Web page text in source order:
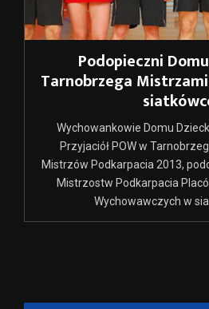
Podopieczni
Tarnobrzega
Wychowankowie Domu
Przyjaciół POW w
Mistrzów Podkarpacia 2013,
Mistrzostw Podkarpacia
Wychowawczych w